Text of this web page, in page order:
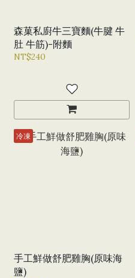
森菓私廚牛三寶麵(牛腱 牛
肚 牛筋)-附麵
NT$240
冷凍
手工鮮做舒肥雞胸(原味海
鹽)